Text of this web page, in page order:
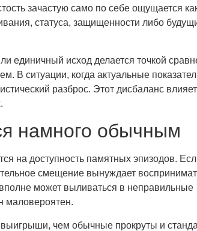
зачастую само по себе ощущается
статуса, защищенности либо
единичный исход делается точкой
В ситуации, когда актуальные
разброс. Этот дисбаланс
намного обычным
на доступность памятных эпизодов.
смещение вынуждает
может выливаться в неправильные
маловероятен.
чем обычные прокруты и